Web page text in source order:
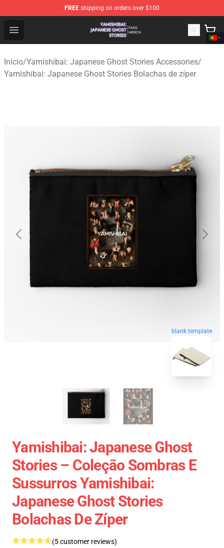
FREE shipping on orders over $100
Open menu
Yamishibai: Japanese Ghost Stories Shop - Official
Início/Yamishibai: Japanese Ghost Stories Accessories/
Yamishibai: Japanese Ghost Stories Bolachas de zíper
blank template
Yamishibai: Japanese Ghost
Stories – Coleção Sombras E
Sussurros Yamishibai:
Japanese Ghost Stories
Bolachas De Zíper
(5 customer reviews)